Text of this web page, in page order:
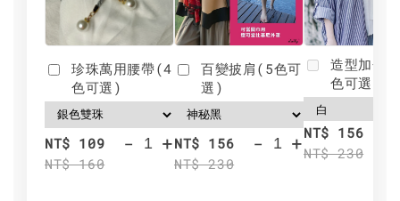
珍珠萬用腰帶(4
色可選)
NT$ 109
NT$ 160
- +
百變披肩(5色可
選)
NT$ 156
NT$ 230
- +
造型加分
色可選)
NT$ 156
NT$ 230